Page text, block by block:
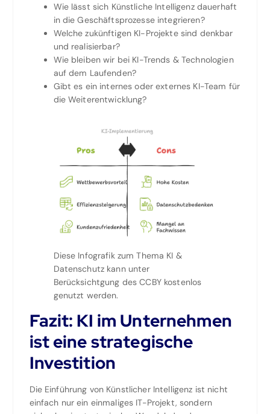
Wie lässt sich Künstliche Intelligenz dauerhaft
in die Geschäftsprozesse integrieren?
Welche zukünftigen KI-Projekte sind denkbar
und realisierbar?
Wie bleiben wir bei KI-Trends & Technologien
auf dem Laufenden?
Gibt es ein internes oder externes KI-Team für
die Weiterentwicklung?
Diese Infografik zum Thema KI &
Datenschutz kann unter
Berücksichtgung des CCBY kostenlos
genutzt werden.
Fazit: KI im Unternehmen
ist eine strategische
Investition
Die Einführung von Künstlicher Intelligenz ist nicht
einfach nur ein einmaliges IT-Projekt, sondern